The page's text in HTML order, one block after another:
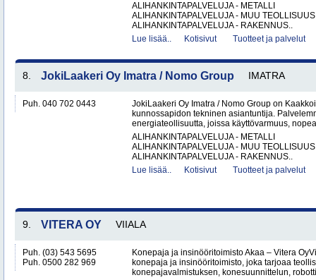
ALIHANKINTAPALVELUJA - METALLI
ALIHANKINTAPALVELUJA - MUU TEOLLISUUS
ALIHANKINTAPALVELUJA - RAKENNUS..
Lue lisää..
Kotisivut Tuotteet ja palvelut
8. JokiLaakeri Oy Imatra / Nomo Group IMATRA
Puh. 040 702 0443
JokiLaakeri Oy Imatra / Nomo Group on
kunnossapidon tekninen asiantuntija.
energiateollisuutta, joissa käyttövarmuus,
ALIHANKINTAPALVELUJA - METALLI
ALIHANKINTAPALVELUJA - MUU TEOLLISUUS
ALIHANKINTAPALVELUJA - RAKENNUS..
Lue lisää..
Kotisivut Tuotteet ja palvelut
9. VITERA OY VIIALA
Puh. (03) 543 5695
Puh. 0500 282 969
Konepaja ja insinööritoimisto Akaa – Vitera
konepaja ja insinööritoimisto, joka tarjoaa
konepajavalmistuksen, konesuunnittelun,